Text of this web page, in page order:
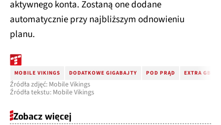
aktywnego konta. Zostaną one dodane
automatycznie przy najbliższym odnowieniu
planu.
MOBILE VIKINGS DODATKOWE GIGABAJTY POD PRĄD EXTRA GB W
Źródła zdjęć: Mobile Vikings
Źródła tekstu: Mobile Vikings
Zobacz więcej